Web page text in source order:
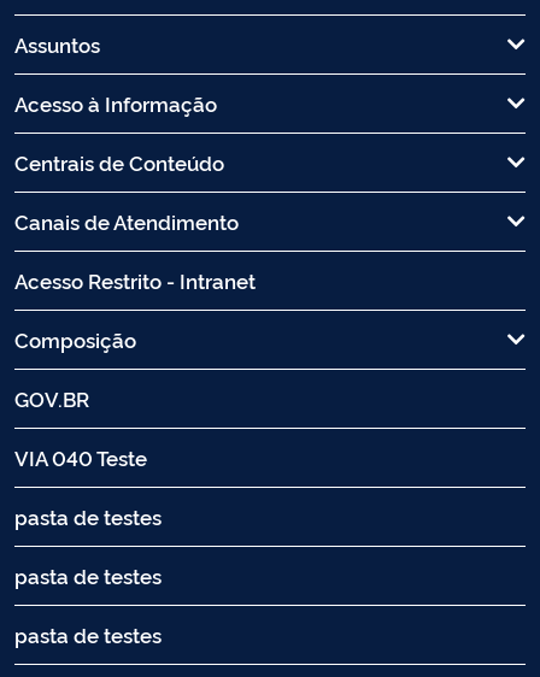
Assuntos
Acesso à Informação
Centrais de Conteúdo
Canais de Atendimento
Acesso Restrito - Intranet
Composição
GOV.BR
VIA 040 Teste
pasta de testes
pasta de testes
pasta de testes